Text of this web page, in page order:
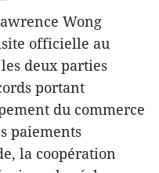
Wong
officielle au
deux parties
portant
du commerce
paiements
la coopération